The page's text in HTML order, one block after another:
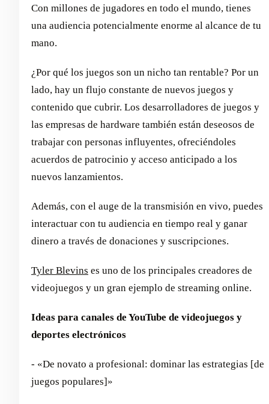
Con millones de jugadores en todo el mundo, tienes
una audiencia potencialmente enorme al alcance de tu
mano.
¿Por qué los juegos son un nicho tan rentable? Por un
lado, hay un flujo constante de nuevos juegos y
contenido que cubrir. Los desarrolladores de juegos y
las empresas de hardware también están deseosos de
trabajar con personas influyentes, ofreciéndoles
acuerdos de patrocinio y acceso anticipado a los
nuevos lanzamientos.
Además, con el auge de la transmisión en vivo, puedes
interactuar con tu audiencia en tiempo real y ganar
dinero a través de donaciones y suscripciones.
Tyler Blevins es uno de los principales creadores de
videojuegos y un gran ejemplo de streaming online.
Ideas para canales de YouTube de videojuegos y
deportes electrónicos
- «De novato a profesional: dominar las estrategias [de
juegos populares]»